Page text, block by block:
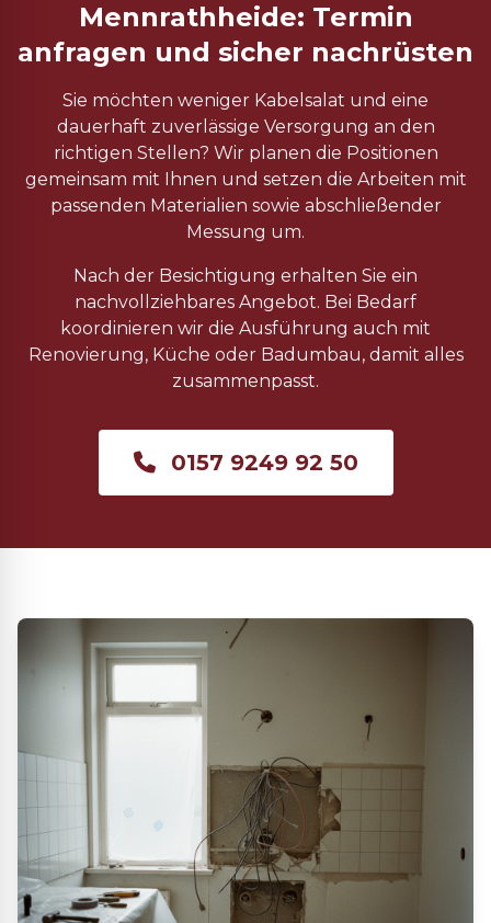
Mennrathheide: Termin
anfragen und sicher nachrüsten
Sie möchten weniger Kabelsalat und eine
dauerhaft zuverlässige Versorgung an den
richtigen Stellen? Wir planen die Positionen
gemeinsam mit Ihnen und setzen die Arbeiten mit
passenden Materialien sowie abschließender
Messung um.
Nach der Besichtigung erhalten Sie ein
nachvollziehbares Angebot. Bei Bedarf
koordinieren wir die Ausführung auch mit
Renovierung, Küche oder Badumbau, damit alles
zusammenpasst.
0157 9249 92 50